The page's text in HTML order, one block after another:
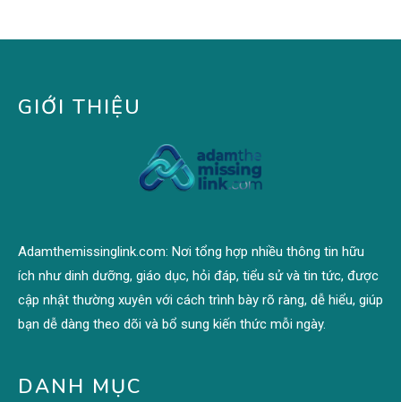
GIỚI THIỆU
Adamthemissinglink.com: Nơi tổng hợp nhiều thông tin hữu
ích như dinh dưỡng, giáo dục, hỏi đáp, tiểu sử và tin tức, được
cập nhật thường xuyên với cách trình bày rõ ràng, dễ hiểu, giúp
bạn dễ dàng theo dõi và bổ sung kiến thức mỗi ngày.
DANH MỤC